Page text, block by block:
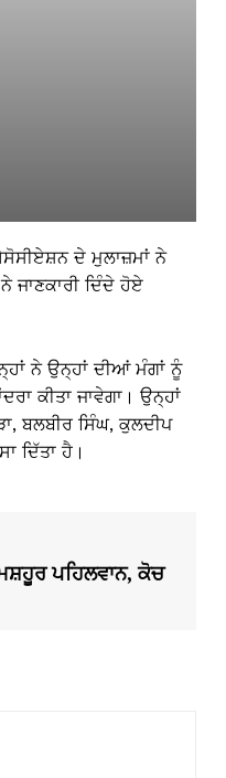
ਦੇ ਮੁਲਾਜ਼ਮਾਂ ਨੇ
ਜਾਣਕਾਰੀ ਦਿੰਦੇ ਹੋਏ
ਨੇ ਉਨ੍ਹਾਂ ਦੀਆਂ ਮੰਗਾਂ ਨੂੰ
ਕੀਤਾ ਜਾਵੇਗਾ। ਉਨ੍ਹਾਂ
ਬਲਬੀਰ ਸਿੰਘ, ਕੁਲਦੀਪ
ਦਿੱਤਾ ਹੈ।
ਪਹਿਲਵਾਨ, ਕੋਚ